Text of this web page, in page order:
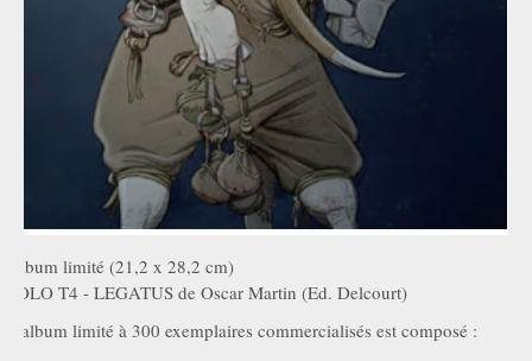
Album limité (21,2 x 28,2 cm)
SOLO T4 - LEGATUS de Oscar Martin (Ed. Delcourt)
L'album limité à 300 exemplaires commercialisés est composé :